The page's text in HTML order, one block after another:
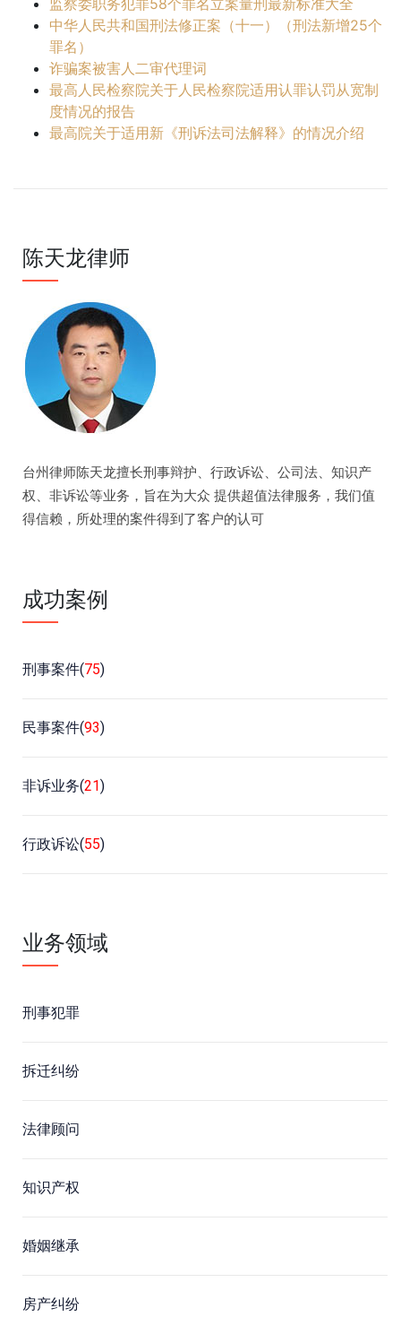
监察委职务犯罪58个罪名立案量刑最新标准大全
中华人民共和国刑法修正案（十一）（刑法新增25个
罪名）
诈骗案被害人二审代理词
最高人民检察院关于人民检察院适用认罪认罚从宽制
度情况的报告
最高院关于适用新《刑诉法司法解释》的情况介绍
陈天龙律师
台州律师陈天龙擅长刑事辩护、行政诉讼、公司法、知识产
权、非诉讼等业务，旨在为大众 提供超值法律服务，我们值
得信赖，所处理的案件得到了客户的认可
成功案例
刑事案件(75)
民事案件(93)
非诉业务(21)
行政诉讼(55)
业务领域
刑事犯罪
拆迁纠纷
法律顾问
知识产权
婚姻继承
房产纠纷